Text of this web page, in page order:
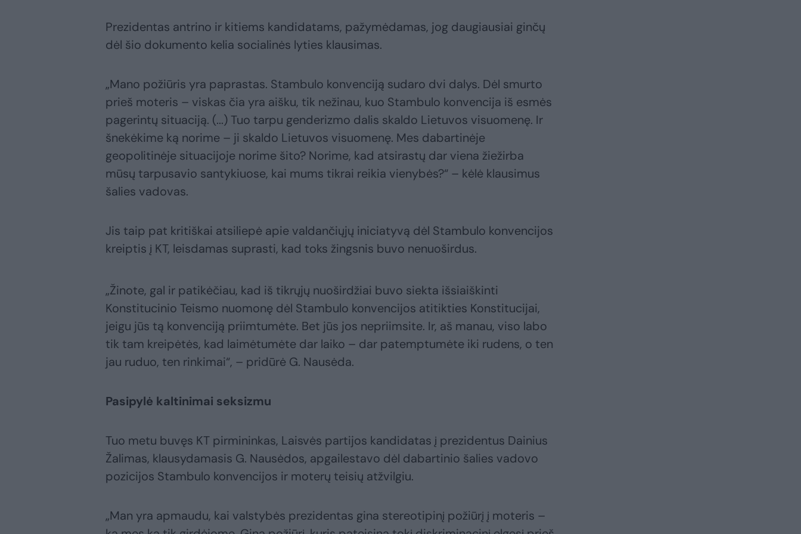
Prezidentas antrino ir kitiems kandidatams, pažymėdamas, jog daugiausiai ginčų
dėl šio dokumento kelia socialinės lyties klausimas.
„Mano požiūris yra paprastas. Stambulo konvenciją sudaro dvi dalys. Dėl smurto
prieš moteris – viskas čia yra aišku, tik nežinau, kuo Stambulo konvencija iš esmės
pagerintų situaciją. (...) Tuo tarpu genderizmo dalis skaldo Lietuvos visuomenę. Ir
šnekėkime ką norime – ji skaldo Lietuvos visuomenę. Mes dabartinėje
geopolitinėje situacijoje norime šito? Norime, kad atsirastų dar viena žiežirba
mūsų tarpusavio santykiuose, kai mums tikrai reikia vienybės?“ – kėlė klausimus
šalies vadovas.
Jis taip pat kritiškai atsiliepė apie valdančiųjų iniciatyvą dėl Stambulo konvencijos
kreiptis į KT, leisdamas suprasti, kad toks žingsnis buvo nenuoširdus.
„Žinote, gal ir patikėčiau, kad iš tikrųjų nuoširdžiai buvo siekta išsiaiškinti
Konstitucinio Teismo nuomonę dėl Stambulo konvencijos atitikties Konstitucijai,
jeigu jūs tą konvenciją priimtumėte. Bet jūs jos nepriimsite. Ir, aš manau, viso labo
tik tam kreipėtės, kad laimėtumėte dar laiko – dar patemptumėte iki rudens, o ten
jau ruduo, ten rinkimai“, – pridūrė G. Nausėda.
Pasipylė kaltinimai seksizmu
Tuo metu buvęs KT pirmininkas, Laisvės partijos kandidatas į prezidentus Dainius
Žalimas, klausydamasis G. Nausėdos, apgailestavo dėl dabartinio šalies vadovo
pozicijos Stambulo konvencijos ir moterų teisių atžvilgiu.
„Man yra apmaudu, kai valstybės prezidentas gina stereotipinį požiūrį į moteris –